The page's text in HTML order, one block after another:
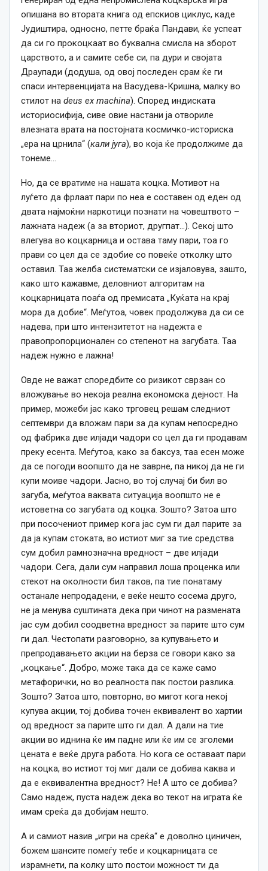
опишана во втората книга од епскиов циклус, каде
Јудиштира, односно, петте браќа Пандави, ќе успеат
да си го прокоцкаат во буквална смисла на зборот
царството, а и самите себе си, па дури и својата
Драупади (додуша, од овој последен срам ќе ги
спаси интервенцијата на Васудева-Кришна, малку во
стилот на deus ex machina). Според индиската
историосифија, сиве овие настани ја отвориле
влезната врата на постојната космичко-историска
„ера на црнила“ (кали југа), во која ќе продолжиме да
тонеме…
Но, да се вратиме на нашата коцка. Мотивот на
луѓето да фрлаат пари по неа е составен од еден од
двата најмоќни наркотици познати на човештвото –
лажната надеж (а за вториот, другпат…). Секој што
влегува во коцкарница и остава таму пари, тоа го
прави со цел да се здобие со повеќе отколку што
оставил. Таа желба систематски се изјаловува, зашто,
како што кажавме, деловниот алгоритам на
коцкарницата поаѓа од премисата „Куќата на крај
мора да добие“. Меѓутоа, човек продолжува да си се
надева, при што интензитетот на надежта е
правопропорционален со степенот на загубата. Таа
надеж нужно е лажна!
Овде не важат споредбите со ризикот сврзан со
вложување во некоја реална економска дејност. На
пример, можеби јас како трговец решам следниот
септември да вложам пари за да купам непосредно
од фабрика две илјади чадори со цел да ги продавам
преку есента. Меѓутоа, како за баксуз, таа есен може
да се погоди воопшто да не заврне, па никој да не ги
купи моиве чадори. Јасно, во тој случај би бил во
загуба, меѓутоа ваквата ситуација воопшто не е
истоветна со загубата од коцка. Зошто? Затоа што
при посочениот пример кога јас сум ги дал парите за
да ја купам стоката, во истиот миг за тие средства
сум добил рамнозначна вредност – две илјади
чадори. Сега, дали сум направил лоша проценка или
стекот на околности бил таков, па тие понатаму
останале непродадени, е веќе нешто сосема друго,
не ја менува суштината дека при чинот на размената
јас сум добил соодветна вредност за парите што сум
ги дал. Честопати разговорно, за купувањето и
препродавањето акции на берза се говори како за
„коцкање“. Добро, може така да се каже само
метафорички, но во реалноста пак постои разлика.
Зошто? Затоа што, повторно, во мигот кога некој
купува акции, тој добива точен еквивалент во хартии
од вредност за парите што ги дал. А дали на тие
акции во иднина ќе им падне или ќе им се зголеми
цената е веќе друга работа. Но кога се оставаат пари
на коцка, во истиот тој миг дали се добива каква и
да е еквивалентна вредност? Не! А што се добива?
Само надеж, пуста надеж дека во текот на играта ќе
имам среќа да добијам нешто.
А и самиот назив „игри на среќа“ е доволно циничен,
божем шансите помеѓу тебе и коцкарницата се
израмнети, па колку што постои можност ти да